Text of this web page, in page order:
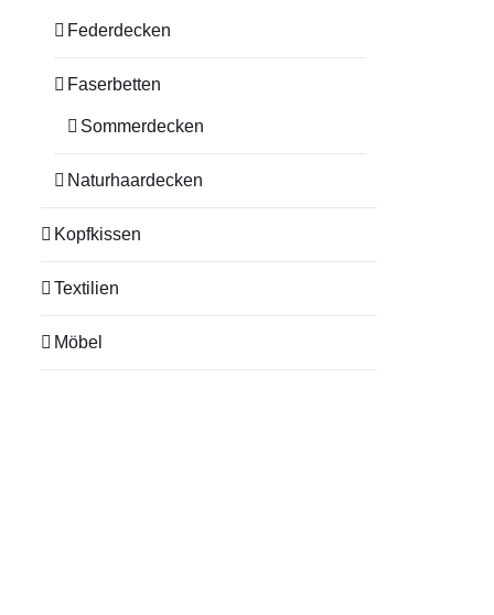
Federdecken
Faserbetten
Sommerdecken
Naturhaardecken
Kopfkissen
Textilien
Möbel